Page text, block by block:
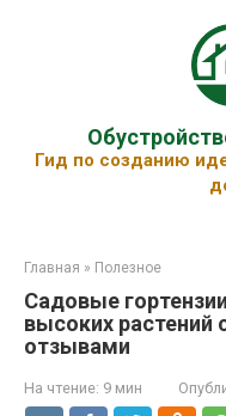
Гид по созданию
Главная » Полезное
Садовые
высоких растений
отзывами
На чтение: 9 мин